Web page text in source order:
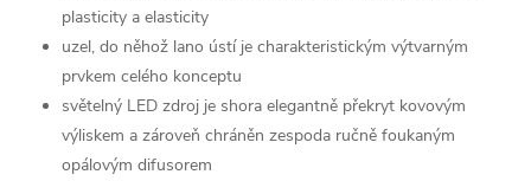
plasticity a elasticity
uzel, do něhož lano ústí je charakteristickým výtvarným
prvkem celého konceptu
světelný LED zdroj je shora elegantně překryt kovovým
výliskem a zároveň chráněn zespoda ručně foukaným
opálovým difusorem